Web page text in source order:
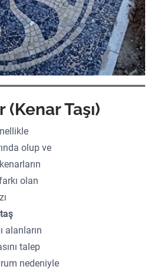
Taşı)
olup ve
olan
alanların
talep
nedeniyle